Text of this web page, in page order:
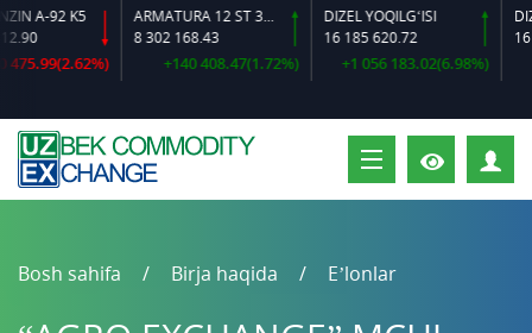
K5
ARMATURA 12 ST 35 GS O‘LCHAMLI
8 302 168.43
+140 408.47(1.72%)
DIZEL YOQILG‘ISI
16 185 620.72
+1 056 183.02(6.98%)
16 384
Bosh sahifa Birja haqida E’lonlar